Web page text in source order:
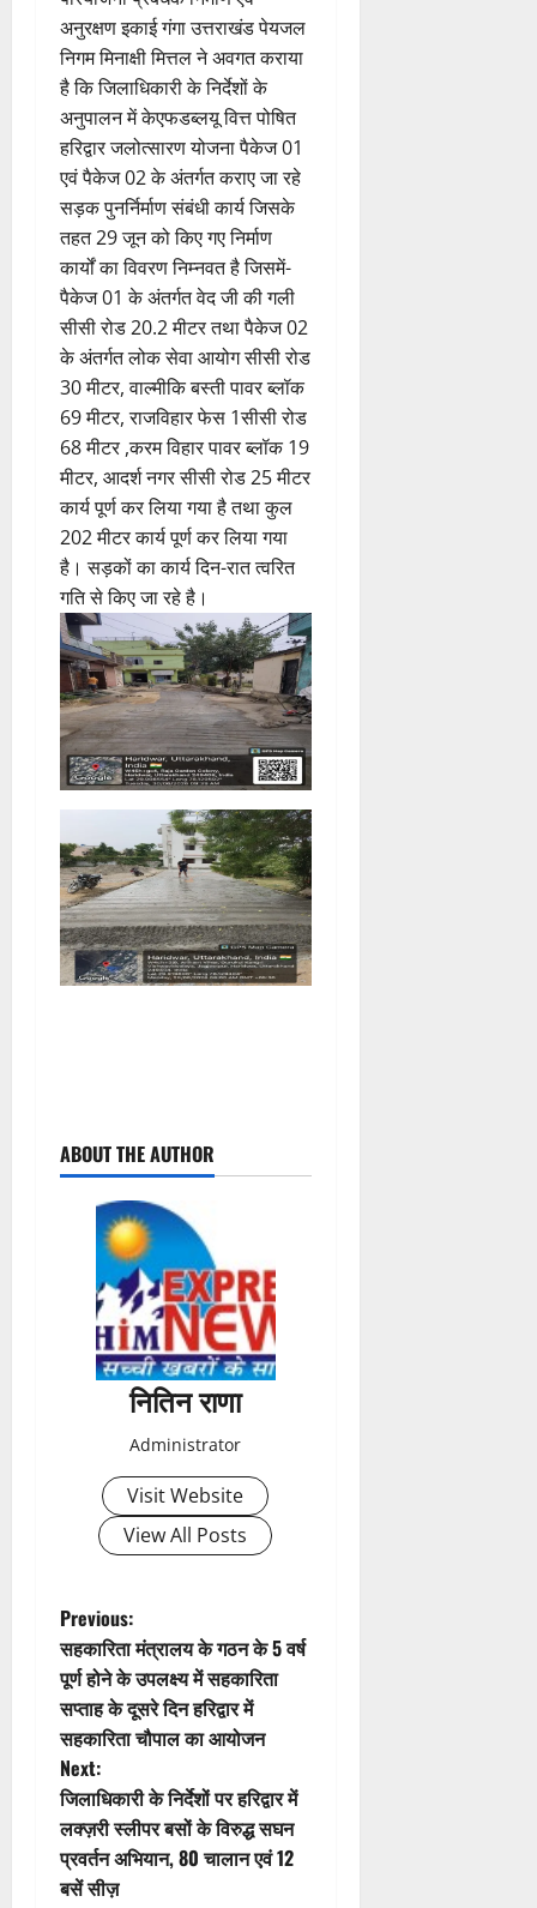
अनुरक्षण इकाई गंगा उत्तराखंड पेयजल
निगम मिनाक्षी मित्तल ने अवगत कराया
है कि जिलाधिकारी के निर्देशों के
अनुपालन में केएफडब्लयू वित्त पोषित
हरिद्वार जलोत्सारण योजना पैकेज 01
एवं पैकेज 02 के अंतर्गत कराए जा रहे
सड़क पुनर्निर्माण संबंधी कार्य जिसके
तहत 29 जून को किए गए निर्माण
कार्यों का विवरण निम्नवत है जिसमें-
पैकेज 01 के अंतर्गत वेद जी की गली
सीसी रोड 20.2 मीटर तथा पैकेज 02
के अंतर्गत लोक सेवा आयोग सीसी रोड
30 मीटर, वाल्मीकि बस्ती पावर ब्लॉक
69 मीटर, राजविहार फेस 1सीसी रोड
68 मीटर ,करम विहार पावर ब्लॉक 19
मीटर, आदर्श नगर सीसी रोड 25 मीटर
कार्य पूर्ण कर लिया गया है तथा कुल
202 मीटर कार्य पूर्ण कर लिया गया
है। सड़कों का कार्य दिन-रात त्वरित
गति से किए जा रहे है।
o
t
i
o
n
ABOUT THE AUTHOR
नितिन राणा
Administrator
Visit Website
View All Posts
P
o
s
t
n
a
Previous:
सहकारिता मंत्रालय के गठन के 5 वर्ष
पूर्ण होने के उपलक्ष्य में सहकारिता
सप्ताह के दूसरे दिन हरिद्वार में
सहकारिता चौपाल का आयोजन
Next:
जिलाधिकारी के निर्देशों पर हरिद्वार में
लक्ज़री स्लीपर बसों के विरुद्ध सघन
प्रवर्तन अभियान, 80 चालान एवं 12
बसें सीज़